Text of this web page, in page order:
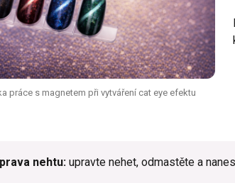
práce s magnetem při vytváření cat eye efektu
nehtu:upravte nehet, odmastěte a